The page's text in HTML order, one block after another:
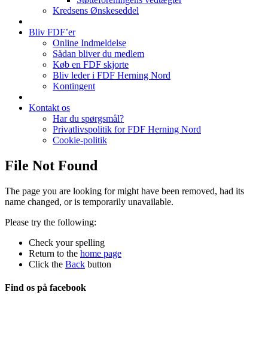
Kredsens Ønskeseddel
Bliv FDF’er
Online Indmeldelse
Sådan bliver du medlem
Køb en FDF skjorte
Bliv leder i FDF Herning Nord
Kontingent
Kontakt os
Har du spørgsmål?
Privatlivspolitik for FDF Herning Nord
Cookie-politik
File Not Found
The page you are looking for might have been removed, had its
name changed, or is temporarily unavailable.
Please try the following:
Check your spelling
Return to the home page
Click the Back button
Find os på facebook